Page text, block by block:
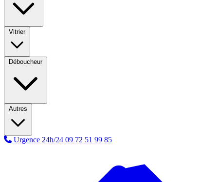
Vitrier
Déboucheur
Autres
Urgence 24h/24 09 72 51 99 85